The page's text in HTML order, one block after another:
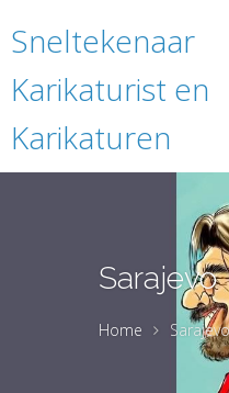
Sneltekenaar
Karikaturist en
Karikaturen
Sarajevo
Home Sarajevo